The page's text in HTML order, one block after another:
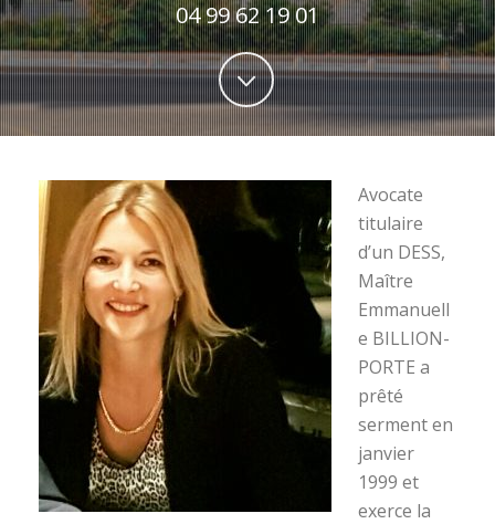
04 99 62 19 01
Avocate
titulaire
d’un DESS,
Maître
Emmanuell
e BILLION-
PORTE a
prêté
serment en
janvier
1999 et
exerce la